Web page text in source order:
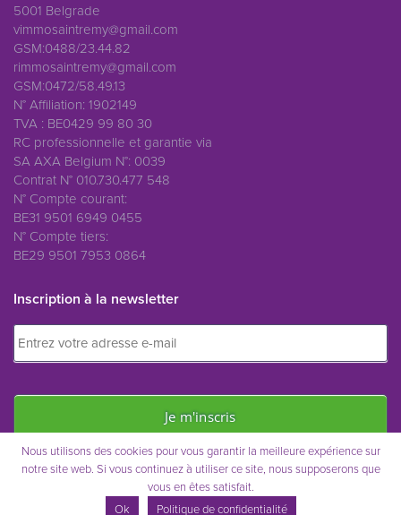
5001 Belgrade
vimmosaintremy@gmail.com
GSM:0488/23.44.82
rimmosaintremy@gmail.com
GSM:0472/58.49.13
N° Affiliation: 1902149
TVA : BE0429 99 80 30
RC professionnelle et garantie via
SA AXA Belgium N°: 0039
Contrat N° 010.730.477 548
N° Compte courant:
BE31 9501 6949 0455
N° Compte tiers:
BE29 9501 7953 0864
Inscription à la newsletter
Immo Saint-Remy © 2021
Nous utilisons des cookies pour vous garantir la meilleure expérience sur
notre site web. Si vous continuez à utiliser ce site, nous supposerons que
vous en êtes satisfait.
Ok
Politique de confidentialité